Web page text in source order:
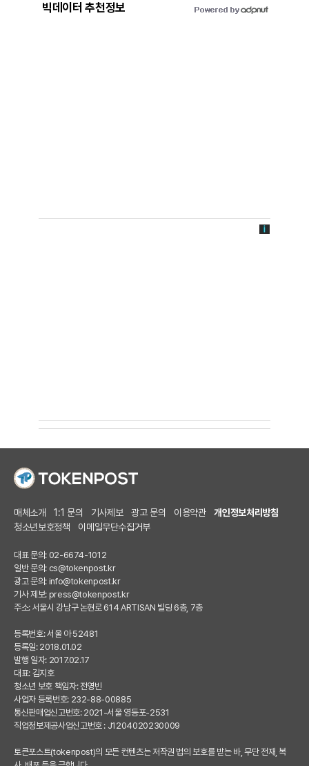
빅데이터 추천정보
매체소개 1:1 문의 기사제보 광고 문의 이용약관
개인정보처리방침
청소년보호정책
이메일무단수집거부
대표 문의: 02-6674-1012
일반 문의: cs@tokenpost.kr
광고 문의: info@tokenpost.kr
기사 제보: press@tokenpost.kr
주소: 서울시 강남구 논현로 614 ARTISAN 빌딩 6층, 7층
등록번호: 서울 아 52481
등록일: 2018.01.02
발행 일자: 2017.02.17
대표: 김지호
청소년 보호 책임자: 전영빈
사업자 등록번호: 232-88-00885
통신판매업신고번호: 2021-서울 영등포-2531
직업정보제공사업신고번호 : J1204020230009
토큰포스트(tokenpost)의 모든 컨텐츠는 저작권 법의 보호를 받는 바, 무단 전재, 복